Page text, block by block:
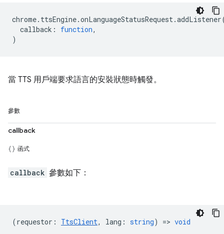
chrome. ttsEngine.onLanguageStatusRequest.addListener
callback : function,
)
當 TTS 用戶端要求語言的安裝狀態時觸發。
參數
callback
函式
callback 參數如下：
(requestor : TtsClient, lang : string) => void